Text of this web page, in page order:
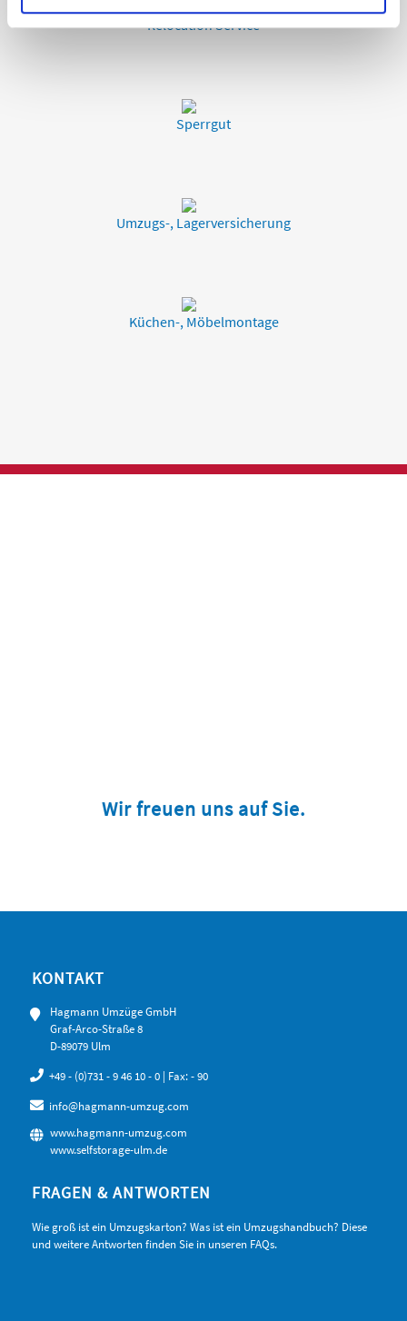
Relocation Service
Sperrgut
Umzugs-, Lagerversicherung
Küchen-, Möbelmontage
Wir freuen uns auf Sie.
KONTAKT
Hagmann Umzüge GmbH
Graf-Arco-Straße 8
D-89079 Ulm
+49 - (0)731 - 9 46 10 - 0 | Fax: - 90
info@hagmann-umzug.com
www.hagmann-umzug.com
www.selfstorage-ulm.de
FRAGEN & ANTWORTEN
Wie groß ist ein Umzugskarton? Was ist ein Umzugshandbuch? Diese
und weitere Antworten finden Sie in unseren FAQs.